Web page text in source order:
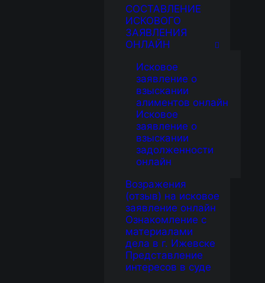
СОСТАВЛЕНИЕ
ИСКОВОГО
ЗАЯВЛЕНИЯ
ОНЛАЙН
Исковое
заявление о
взыскании
алиментов онлайн
Исковое
заявление о
взыскании
задолженности
онлайн
Возражения
(отзыв) на исковое
заявление онлайн
Ознакомление с
материалами
дела в г. Ижевске
Представление
интересов в суде